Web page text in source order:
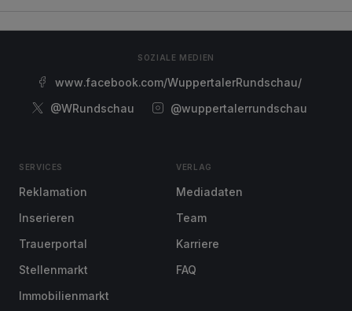
SOZIALE MEDIEN
www.facebook.com/WuppertalerRundschau/
@WRundschau
@wuppertalerrundschau
SERVICES
Reklamation
Inserieren
Trauerportal
Stellenmarkt
Immobilienmarkt
VERLAG
Mediadaten
Team
Karriere
FAQ